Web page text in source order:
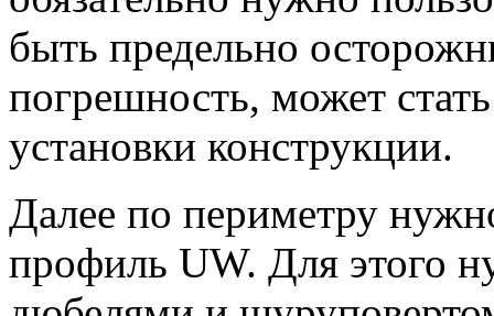
быть предельно
погрешность, может
установки конструкции.
Далее по периметру
профиль UW. Для этого